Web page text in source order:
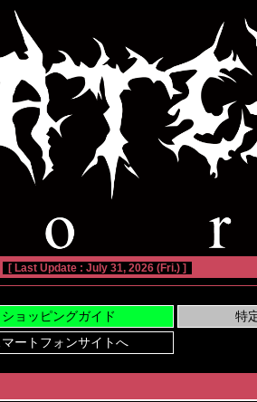
[ Last Update : July 31, 2026 (Fri.) ]